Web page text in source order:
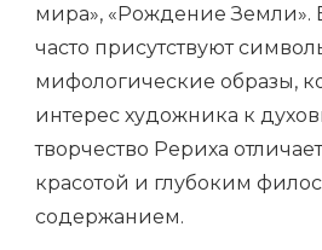
мира», «Рождение Земли».
часто присутствуют
мифологические образы,
интерес художника к
творчество Рериха
красотой и глубоким
содержанием.